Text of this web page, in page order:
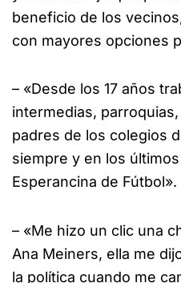
beneficio de los
con mayores opciones
– «Desde los 17 años
intermedias,
padres de los colegios
siempre y en los
Esperancina de Fútbol».
– «Me hizo un clic una
Ana Meiners, ella me
la política cuando me